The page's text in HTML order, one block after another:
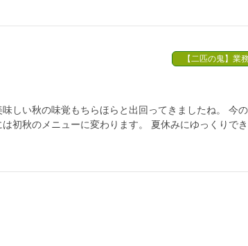
【二匹の鬼】業
しい秋の味覚もちらほらと出回ってきましたね。 今
初秋のメニューに変わります。 夏休みにゆっくりで